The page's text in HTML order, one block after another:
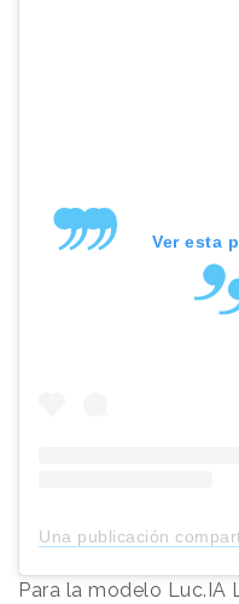
Ver esta
Una publicación
Para la modelo Luc.IA